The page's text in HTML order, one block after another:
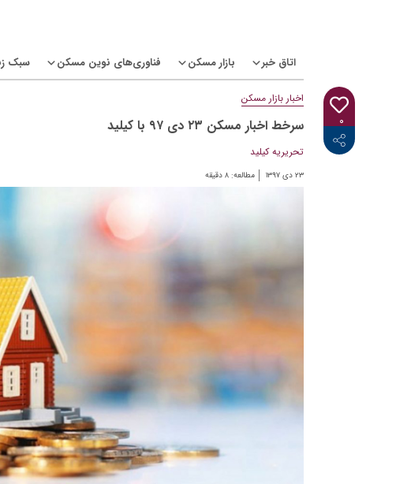
اتاق خبر بازار مسکن فناوری‌های نوین مسکن سبک
۰
<i class="icon-twitter"></i>
<i class="icon-telegram-plane"></i>
<i class="icon-linkedin"></i>
اخبار بازار مسکن
سرخط اخبار مسکن ۲۳ دی ۹۷ با کیلید
تحریریه کیلید
۲۳ دی ۱۳۹۷ مطالعه: ۸ دقیقه